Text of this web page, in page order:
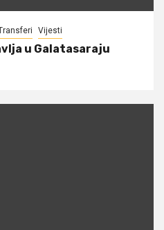
Vijesti
u Galatasaraju